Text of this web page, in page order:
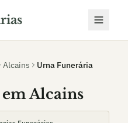
Alcains Urna Funerária
Alcains